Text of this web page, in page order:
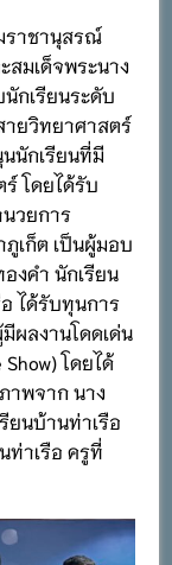
าชานุสรณ์
สมเด็จพระนาง
กเรียนระดับ
ยวิทยาศาสตร์
นักเรียนที่มี
โดยได้รับ
นวยการ
เก็ต เป็นผู้มอบ
งคำ นักเรียน
ได้รับทุนการ
ผลงานโดดเด่น
โดยได้
าพจาก นาง
ยนบ้านท่าเรือ
ท่าเรือ ครูที่